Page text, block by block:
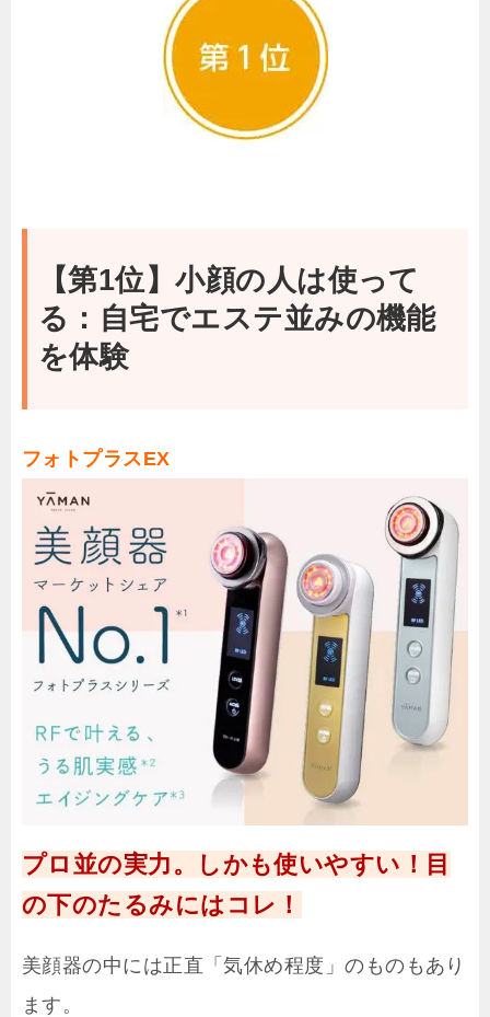
【第1位】小顔の人は使って
る：自宅でエステ並みの機能
を体験
フォトプラスEX
プロ並の実力。しかも使いやすい！目
の下のたるみにはコレ！
美顔器の中には正直「気休め程度」のものもあり
ます。